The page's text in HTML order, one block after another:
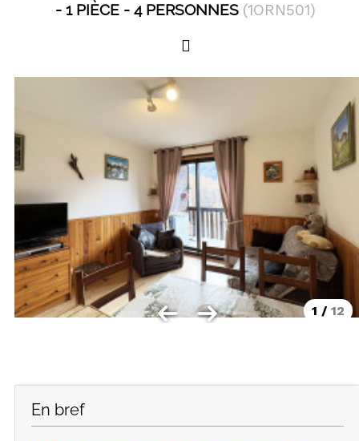
SÉJOURS & BONS PLANS
LOCALISATION
Les Orres 1550
Les Orres 1650
Les Orres 1650 centre station
Les Orres 1800 Bois Méan
Les Orres et ses hameaux
VISUALISER LE PLAN DES ORRES
BONS PLANS ACTIVITÉS
Carte Multi activités
1 PIÈCE
4 PERSONNES (1ORN501)
1 / 12
En bref